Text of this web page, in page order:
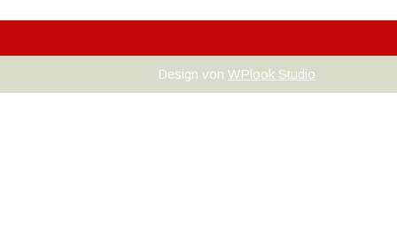
Design vonWPlook Studio